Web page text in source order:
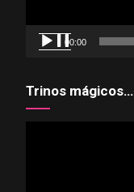
00:00
Trinos mágicos…